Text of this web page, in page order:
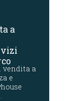
a
vendita a
e